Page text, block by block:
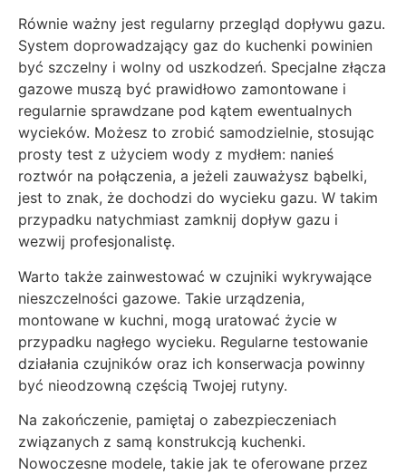
Równie ważny jest regularny przegląd dopływu gazu.
System doprowadzający gaz do kuchenki powinien
być szczelny i wolny od uszkodzeń. Specjalne złącza
gazowe muszą być prawidłowo zamontowane i
regularnie sprawdzane pod kątem ewentualnych
wycieków. Możesz to zrobić samodzielnie, stosując
prosty test z użyciem wody z mydłem: nanieś
roztwór na połączenia, a jeżeli zauważysz bąbelki,
jest to znak, że dochodzi do wycieku gazu. W takim
przypadku natychmiast zamknij dopływ gazu i
wezwij profesjonalistę.
Warto także zainwestować w czujniki wykrywające
nieszczelności gazowe. Takie urządzenia,
montowane w kuchni, mogą uratować życie w
przypadku nagłego wycieku. Regularne testowanie
działania czujników oraz ich konserwacja powinny
być nieodzowną częścią Twojej rutyny.
Na zakończenie, pamiętaj o zabezpieczeniach
związanych z samą konstrukcją kuchenki.
Nowoczesne modele, takie jak te oferowane przez